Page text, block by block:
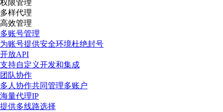
权限管理
多样代理
高效管理
多账号管理
为账号提供安全环境杜绝封号
开放API
支持自定义开发和集成
团队协作
多人协作共同管理多账户
海量代理IP
提供多线路选择